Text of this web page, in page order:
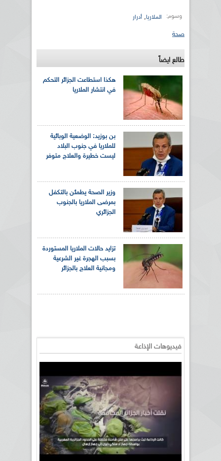
وسوم: الملاريا, أدرار
صحة
طالع ايضاً
هكذا استطاعت الجزائر التحكم
في انتشار الملاريا
بن بوزيد: الوضعية الوبائية
للملاريا في جنوب البلاد
ليست خطيرة والعلاج متوفر
وزير الصحة يطمئن بالتكفل
بمرضى الملاريا بالجنوب
الجزائري
تزايد حالات الملاريا المستوردة
بسبب الهجرة غير الشرعية
ومجانية العلاج بالجزائر
فيديوهات الإذاعة